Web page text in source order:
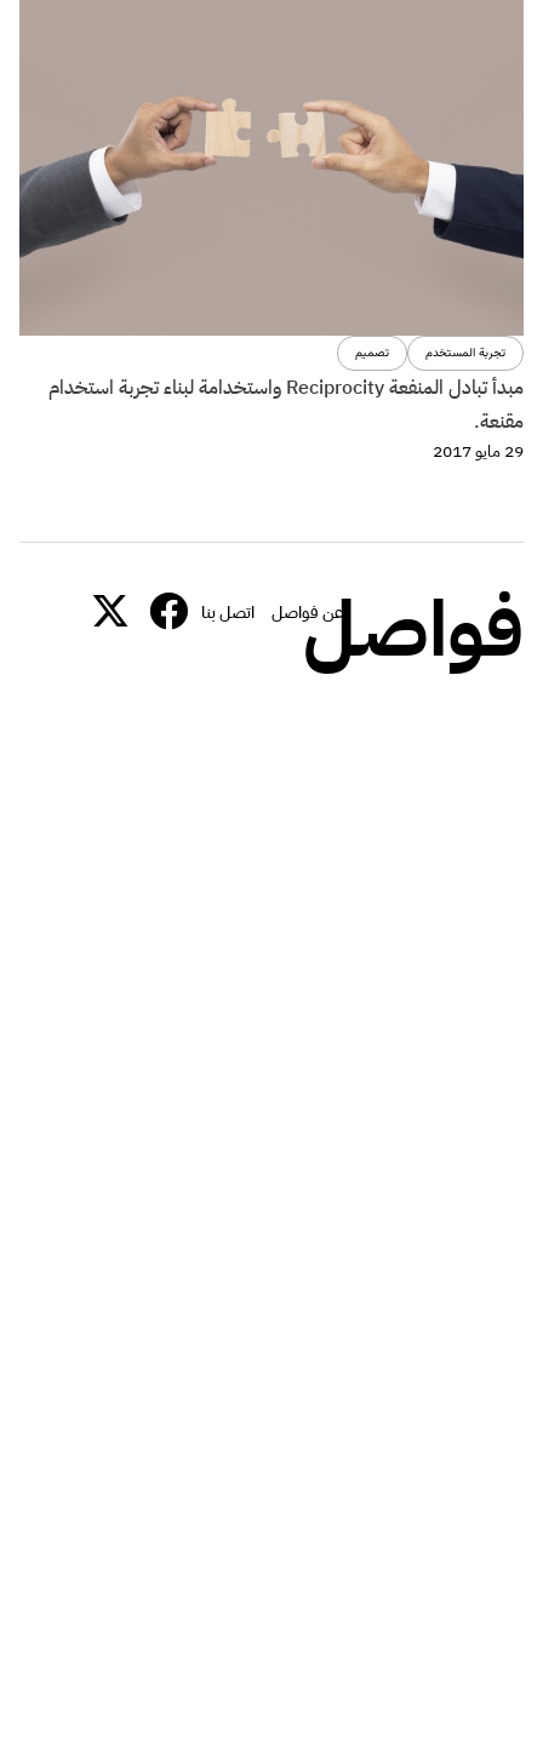
تجربة المستخدم تصميم
مبدأ تبادل المنفعة Reciprocity واستخدامة لبناء تجربة استخدام
مقنعة.
29 مايو 2017
فواصل
عن فواصل اتصل بنا